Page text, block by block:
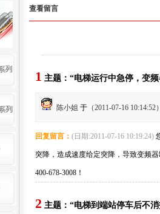
查看留言
1 主题：“电梯运行中急停，变
陈小姐 于 （2011-07-16 10:14:52
回复留言： (日期:2011-07-16 10:19:24)
突降，造成速度给定突降，导致变频
400-678-3008！
2 主题：“电梯到端站停车后不